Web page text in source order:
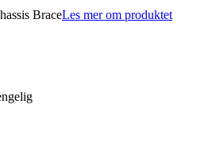
BraceLes mer om produktet